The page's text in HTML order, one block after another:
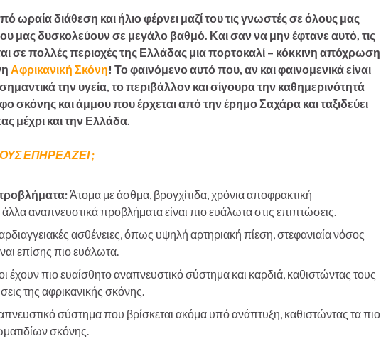
ωραία διάθεση και ήλιο φέρνει μαζί του τις γνωστές σε όλους μας
μας δυσκολεύουν σε μεγάλο βαθμό. Και σαν να μην έφτανε αυτό, τις
σε πολλές περιοχές της Ελλάδας μια πορτοκαλί – κόκκινη απόχρωση
Αφρικανική Σκόνη! Το φαινόμενο αυτό που, αν και φαινομενικά είναι
την υγεία, το περιβάλλον και σίγουρα την καθημερινότητά
σκόνης και άμμου που έρχεται από την έρημο Σαχάρα και ταξιδεύει
μέχρι και την Ελλάδα.
;
Άτομα με άσθμα, βρογχίτιδα, χρόνια αποφρακτική
αναπνευστικά προβλήματα είναι πιο ευάλωτα στις επιπτώσεις.
ασθένειες, όπως υψηλή αρτηριακή πίεση, στεφανιαία νόσος
επίσης πιο ευάλωτα.
έχουν πιο ευαίσθητο αναπνευστικό σύστημα και καρδιά, καθιστώντας τους
της αφρικανικής σκόνης.
σύστημα που βρίσκεται ακόμα υπό ανάπτυξη, καθιστώντας τα πιο
σκόνης.